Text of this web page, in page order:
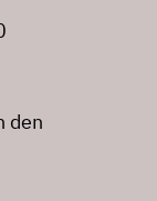
den